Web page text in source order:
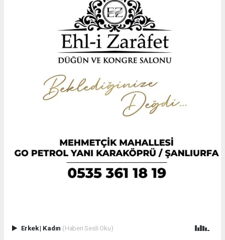
Erkek| Kadın (Haberi Sesli Oku)